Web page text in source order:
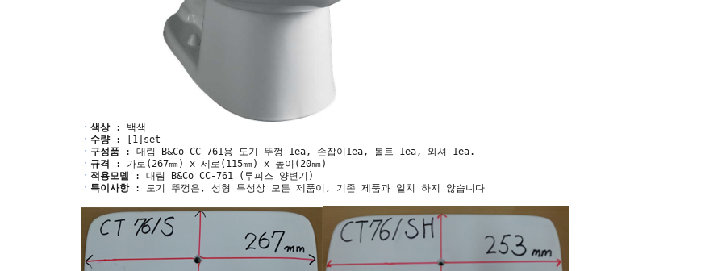
ㆍ 색상 : 백색
ㆍ 수량: [1]set
ㆍ 구성품 : 대림 B&Co CC-761용 도기 뚜껑 1ea, 손잡이1ea, 볼트 1ea, 와셔 1ea.
ㆍ 규격
: 가로(267㎜) x 세로(115㎜) x 높이(20㎜)
ㆍ 적용모델 : 대림 B&Co CC-761 (투피스 양변기)
ㆍ 특이사항: 도기 뚜껑은, 성형 특성상 모든 제품이, 기존 제품과 일치 하지 않습니다